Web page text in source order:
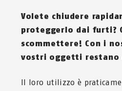
Volete chiudere
proteggerlo dai furti?
scommettere! Con i
vostri oggetti restano
Il loro utilizzo è